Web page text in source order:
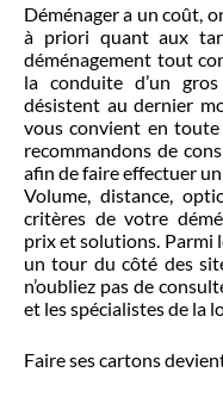
Déménager a un coût,
à priori quant aux
déménagement tout
la conduite d’un
désistent au dernier
vous convient en toute
recommandons de
afin de faire effectuer
Volume, distance,
critères de votre
prix et solutions. Parmi
un tour du côté des
n’oubliez pas de
et les spécialistes de la
Faire ses cartons